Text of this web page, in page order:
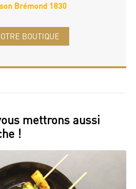
Brémond 1830
BOUTIQUE
mettrons aussi
!